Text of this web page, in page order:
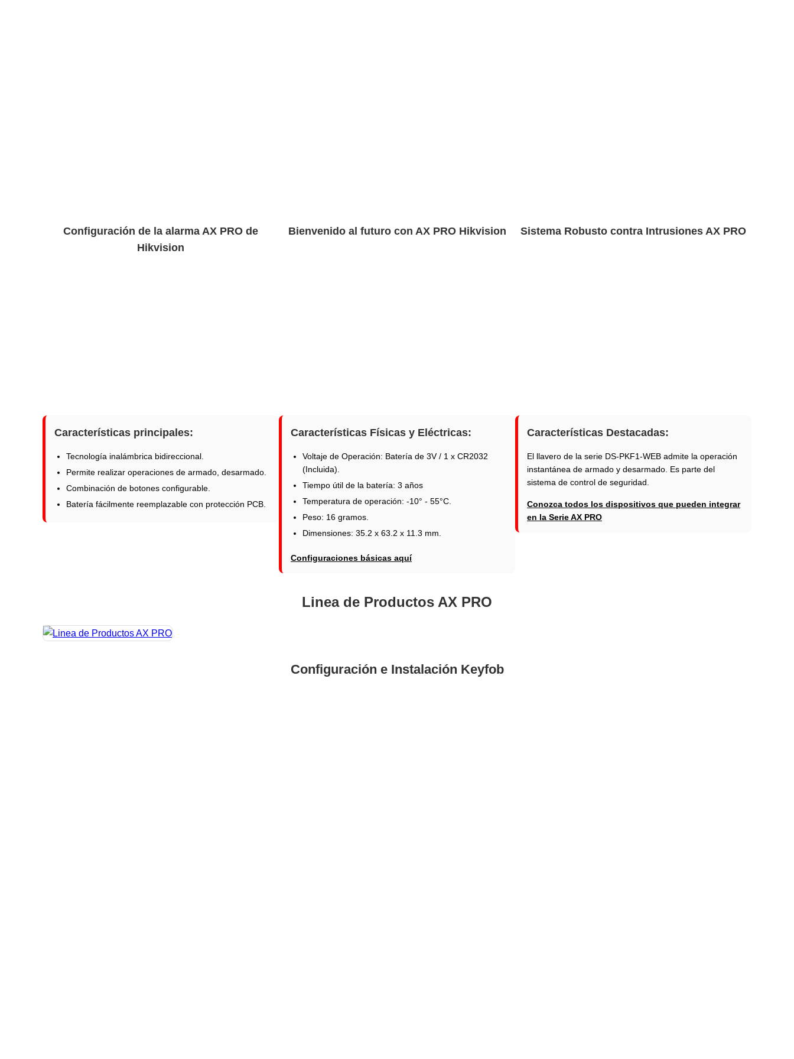
Configuración de la alarma AX PRO de
Hikvision
Bienvenido al futuro con AX PRO Hikvision Sistema Robusto contra Intrusiones AX PRO
Características principales:
Tecnología inalámbrica bidireccional.
Permite realizar operaciones de armado, desarmado.
Combinación de botones configurable.
Batería fácilmente reemplazable con protección PCB.
Características Físicas y Eléctricas:
Voltaje de Operación: Batería de 3V / 1 x CR2032
(Incluida).
Tiempo útil de la batería: 3 años
Temperatura de operación: -10° - 55°C.
Peso: 16 gramos.
Dimensiones: 35.2 x 63.2 x 11.3 mm.
Configuraciones básicas aquí
Características Destacadas:
El llavero de la serie DS-PKF1-WEB admite la operación
instantánea de armado y desarmado. Es parte del
sistema de control de seguridad.
Conozca todos los dispositivos que pueden integrar
en la Serie AX PRO
Linea de Productos AX PRO
Configuración e Instalación Keyfob